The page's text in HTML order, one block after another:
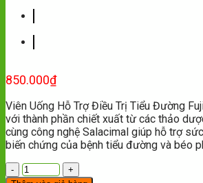
850.000₫
Viên Uống Hỗ Trợ Điều Trị Tiểu Đường
với thành phần chiết xuất từ các thảo
cùng công nghệ Salacimal giúp hỗ trợ
biến chứng của bệnh tiểu đường và béo